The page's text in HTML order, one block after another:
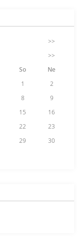
>>
>>
So
Ne
1
2
8
9
15
16
22
23
29
30